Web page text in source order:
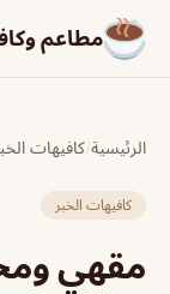
مطاعم
الرئيسية/كافيهات
كافيهات الخبر
مقهي